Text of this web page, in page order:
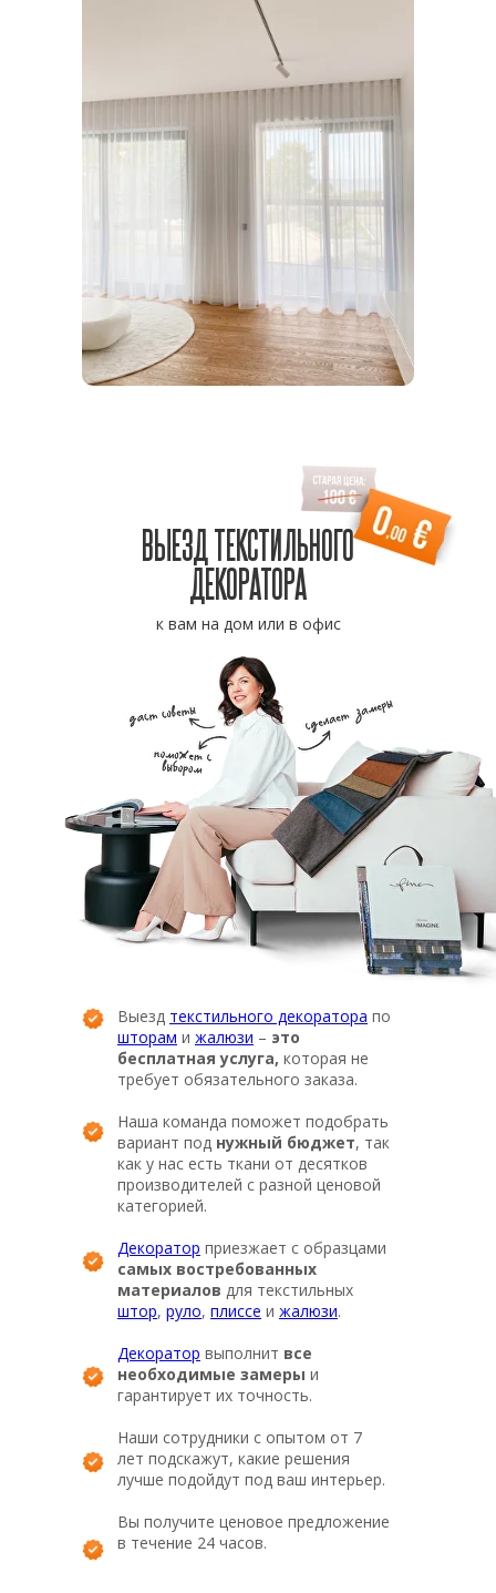
ВЫЕЗД ТЕКСТИЛЬНОГО
ДЕКОРАТОРА
к вам на дом или в офис
Выезд текстильного декоратора по
шторам и жалюзи – это
бесплатная услуга, которая не
требует обязательного заказа.
Наша команда поможет подобрать
вариант под нужный бюджет, так
как у нас есть ткани от десятков
производителей с разной ценовой
категорией.
Декоратор приезжает с образцами
самых востребованных
материалов для текстильных
штор, руло, плиссе и жалюзи.
Декоратор выполнит все
необходимые замеры и
гарантирует их точность.
Наши сотрудники с опытом от 7
лет подскажут, какие решения
лучше подойдут под ваш интерьер.
Вы получите ценовое предложение
в течение 24 часов.